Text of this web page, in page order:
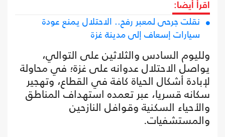
اقرأ أيضا:
نقلت جرحى لمعبر رفح.. الاحتلال يمنع عودة
سيارات إسعاف إلى مدينة غزة
ولليوم السادس والثلاثين على التوالي،
يواصل الاحتلال عدوانه على غزة؛ في محاولة
لإبادة أشكال الحياة كافة في القطاع، وتهجير
سكانه قسريا، عبر تعمده استهداف المناطق
والأحياء السكنية وقوافل النازحين
والمستشفيات.